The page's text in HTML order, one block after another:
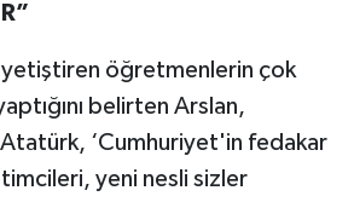
yetiştiren öğretmenlerin çok
belirten Arslan,
‘Cumhuriyet'in fedakar
yeni nesli sizler